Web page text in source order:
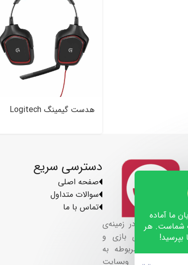
هدست گیمینگ Logitech
دسترسی سریع
صفحه اصلی
سوالات متداول
تماس با ما
هلو گیمز فعالیت خود را از سال ۱۳۹۹ در زمینه‌ی
، کنسول های بازی و
جانبی مربوطه به
طریق وبسایت
ما آماده
شماست. هر
بپرسید!